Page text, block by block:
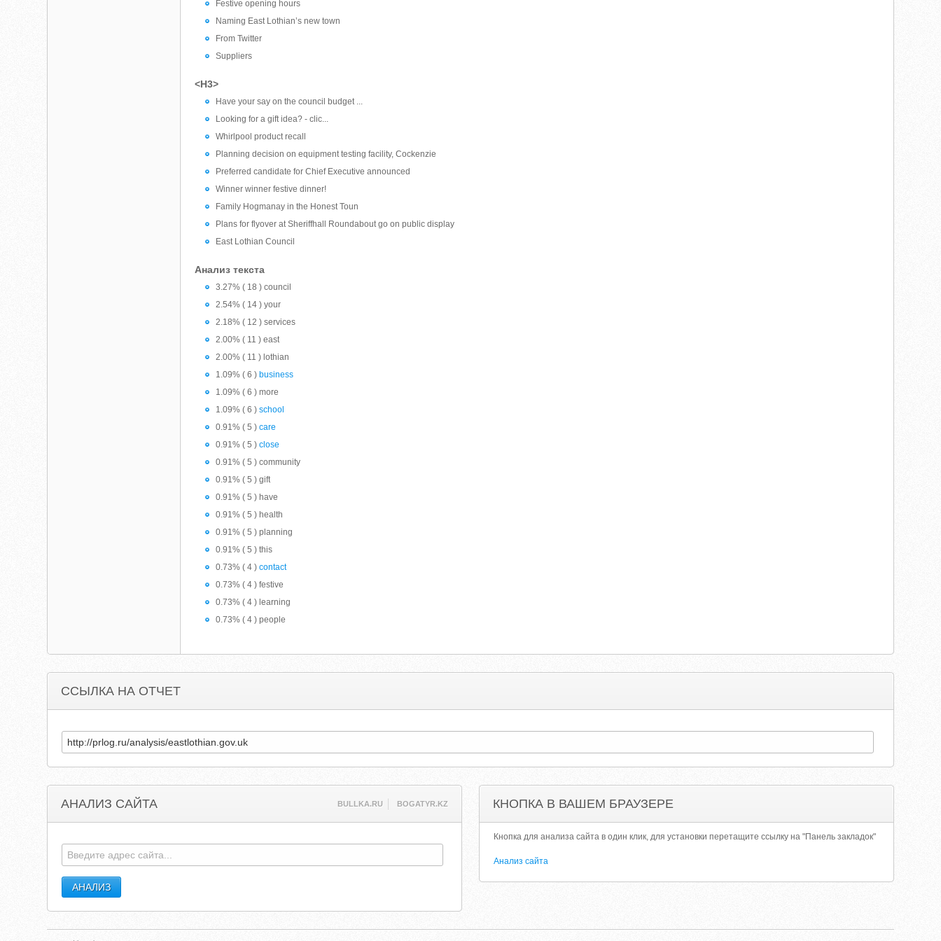
Festive opening hours
Naming East Lothian’s new town
From Twitter
Suppliers
<H3>
Have your say on the council budget ...
Looking for a gift idea? - clic...
Whirlpool product recall
Planning decision on equipment testing facility, Cockenzie
Preferred candidate for Chief Executive announced
Winner winner festive dinner!
Family Hogmanay in the Honest Toun
Plans for flyover at Sheriffhall Roundabout go on public display
East Lothian Council
Анализ текста
3.27% ( 18 ) council
2.54% ( 14 ) your
2.18% ( 12 ) services
2.00% ( 11 ) east
2.00% ( 11 ) lothian
1.09% ( 6 ) business
1.09% ( 6 ) more
1.09% ( 6 )school
0.91% ( 5 )care
0.91% ( 5 )close
0.91% ( 5 ) community
0.91% ( 5 ) gift
0.91% ( 5 ) have
0.91% ( 5 ) health
0.91% ( 5 ) planning
0.91% ( 5 ) this
0.73% ( 4 )contact
0.73% ( 4 ) festive
0.73% ( 4 ) learning
0.73% ( 4 ) people
ССЫЛКА НА ОТЧЕТ
АНАЛИЗ САЙТА BULLKA.RU BOGATYR.KZ КНОПКА В ВАШЕМ БРАУЗЕРЕ
Кнопка для анализа сайта в один клик, для установки перетащите ссылку на "Панель закладок"
Анализ сайта